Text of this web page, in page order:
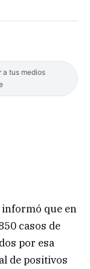
a tus medios
que en
casos de
por esa
de positivos